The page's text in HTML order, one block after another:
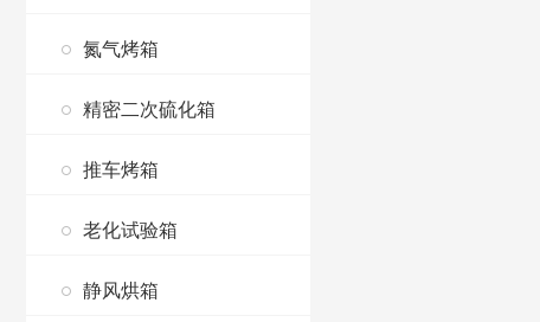
氮气烤箱
精密二次硫化箱
推车烤箱
老化试验箱
静风烘箱